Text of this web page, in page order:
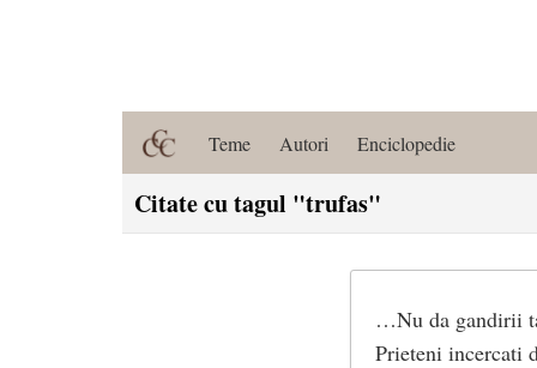
Teme Autori Enciclopedie
Citate cu tagul "trufas"
…Nu da gandirii
Prieteni incercati